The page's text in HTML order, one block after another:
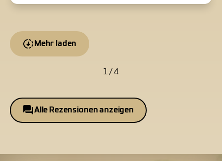
Mehr laden
1 / 4
Alle Rezensionen anzeigen